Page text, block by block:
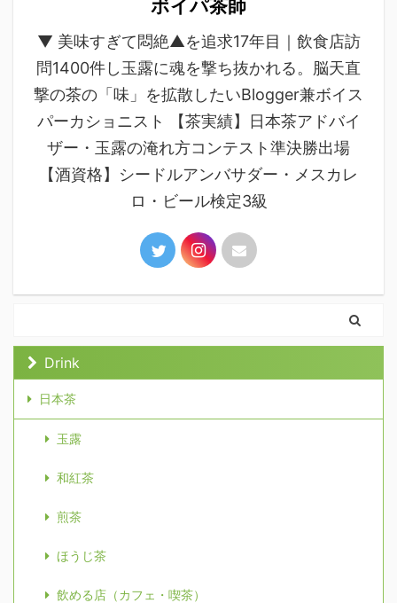
ボイパ茶師
▼ 美味すぎて悶絶▲を追求17年目｜飲食店訪
問1400件し玉露に魂を撃ち抜かれる。脳天直
撃の茶の「味」を拡散したいBlogger兼ボイス
パーカショニスト 【茶実績】日本茶アドバイ
ザー・玉露の淹れ方コンテスト準決勝出場
【酒資格】シードルアンバサダー・メスカレ
ロ・ビール検定3級
Drink
日本茶
玉露
和紅茶
煎茶
ほうじ茶
飲める店（カフェ・喫茶）